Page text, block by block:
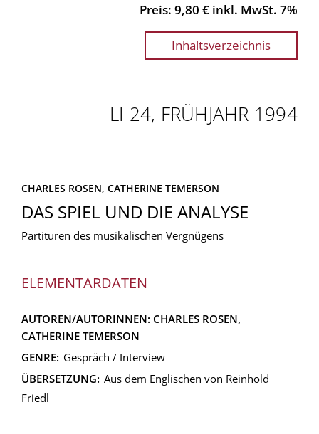
Preis: 9,80 € inkl. MwSt. 7%
Inhaltsverzeichnis
LI 24, FRÜHJAHR 1994
CHARLES ROSEN, CATHERINE TEMERSON
DAS SPIEL UND DIE ANALYSE
Partituren des musikalischen Vergnügens
ELEMENTARDATEN
AUTOREN/AUTORINNEN: CHARLES ROSEN,
CATHERINE TEMERSON
GENRE: Gespräch / Interview
ÜBERSETZUNG: Aus dem Englischen von Reinhold
Friedl